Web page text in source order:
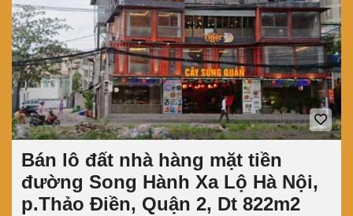
Bán lô đất nhà hàng mặt tiền
đường Song Hành Xa Lộ Hà Nội,
p.Thảo Điền, Quận 2, Dt 822m2